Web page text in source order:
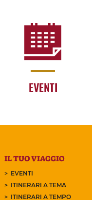
EVENTI
IL TUO VIAGGIO
EVENTI
ITINERARI A TEMA
ITINERARI A TEMPO